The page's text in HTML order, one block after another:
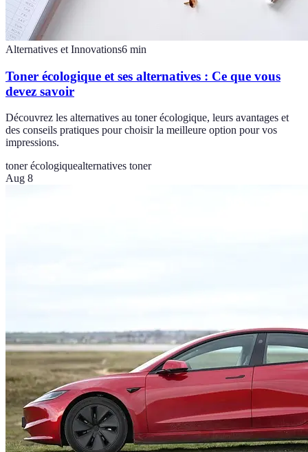
Alternatives et Innovations6 min
Toner écologique et ses alternatives : Ce que vous
devez savoir
Découvrez les alternatives au toner écologique, leurs avantages et
des conseils pratiques pour choisir la meilleure option pour vos
impressions.
toner écologiquealternatives toner
Aug 8